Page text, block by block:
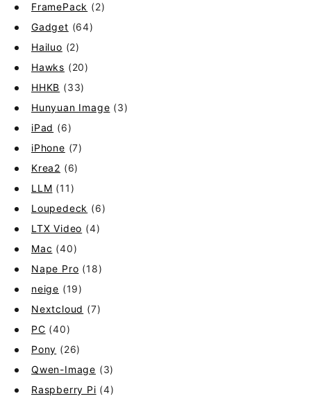
FramePack (2)
Gadget (64)
Hailuo (2)
Hawks (20)
HHKB (33)
Hunyuan Image (3)
iPad (6)
iPhone (7)
Krea2 (6)
LLM (11)
Loupedeck (6)
LTX Video (4)
Mac (40)
Nape Pro (18)
neige (19)
Nextcloud (7)
PC (40)
Pony (26)
Qwen-Image (3)
Raspberry Pi (4)